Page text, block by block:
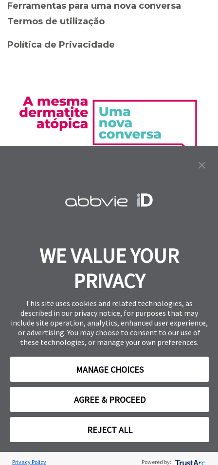
PT-ABBV-250045 |
Ferramentas para uma nova conversa
Termos de utilização
Política de Privacidade
WE VALUE YOUR
PRIVACY
This site uses cookies and related technologies, as
described in our privacy notice, for purposes that may
include site operation, analytics, enhanced user experience,
or advertising. You may choose to consent to our use of
these technologies, or manage your own preferences.
MANAGE CHOICES
AGREE & PROCEED
REJECT ALL
Privacy Policy Powered by: